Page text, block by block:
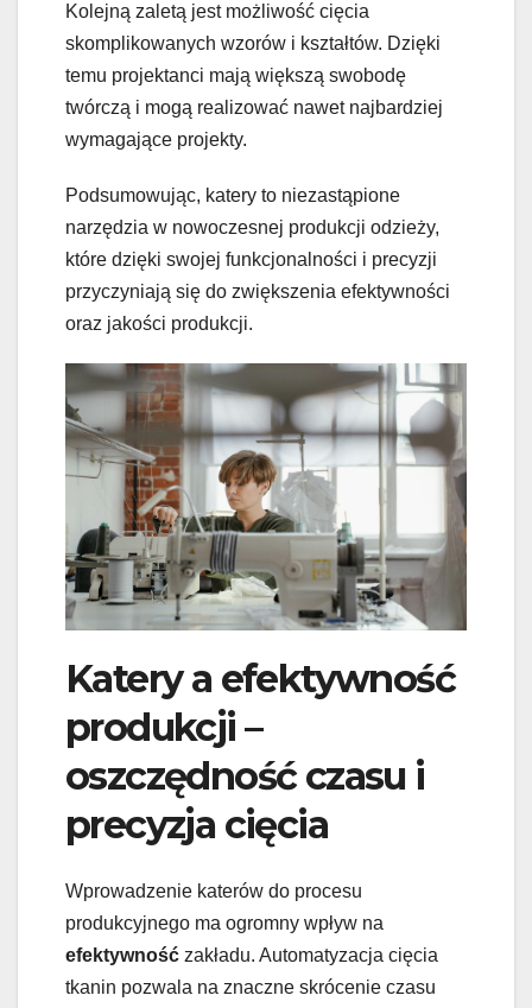
Kolejną zaletą jest możliwość cięcia
skomplikowanych wzorów i kształtów. Dzięki
temu projektanci mają większą swobodę
twórczą i mogą realizować nawet najbardziej
wymagające projekty.
Podsumowując, katery to niezastąpione
narzędzia w nowoczesnej produkcji odzieży,
które dzięki swojej funkcjonalności i precyzji
przyczyniają się do zwiększenia efektywności
oraz jakości produkcji.
Katery a efektywność
produkcji –
oszczędność czasu i
precyzja cięcia
Wprowadzenie katerów do procesu
produkcyjnego ma ogromny wpływ na
efektywność zakładu. Automatyzacja cięcia
tkanin pozwala na znaczne skrócenie czasu